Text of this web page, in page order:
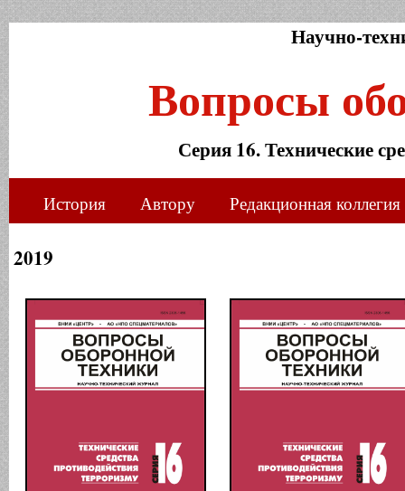
Научно-
Вопросы
Серия 16. Технические
История Автору Редакционная коллегия
2019